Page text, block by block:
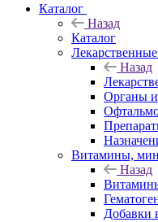
Каталог
Назад
Каталог
Лекарственные
Назад
Органы
Витамины,
Назад
Добавки